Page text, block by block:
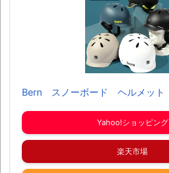
Bern スノーボード ヘルメット
Yahoo!ショッピング
楽天市場